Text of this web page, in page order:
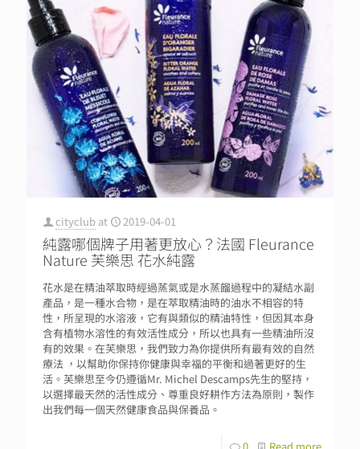
cityclub at 2019-04-01
純露哪個牌子用著更放心？法國 Fleurance
Nature 芙樂思 花水純露
花水是在精油萃取時經過蒸氣或是水蒸餾過程中的凝結水副
產品，是一種水合物，是在萃取精油時的油水不相容的特
性，所呈現的水溶液，它有與類似的精油特性，但因其本身
含有植物水溶性的有效活性成分，所以也具有一些精油所沒
有的效果。在芙樂思，我們致力為你提供所有最有效的自然
療法 ，以幫助你保持你健康與幸福的平衡和過著更好的生
活。芙樂思至今仍遵循Mr. Michel Descamps先生的堅持，
以選擇最天然的活性成分、尊重良好耕作方法為原則，製作
出我們每一個天然健康食品與保養品。